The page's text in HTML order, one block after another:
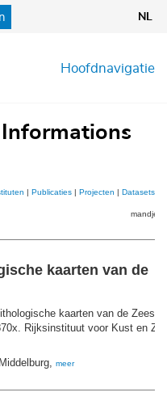
NL
Hoofdnavigatie
Informations
| Publicaties | Projecten | Datasets
mandje
kaarten van de
kaarten van de
Rijksinstituut voor Kust en
meer